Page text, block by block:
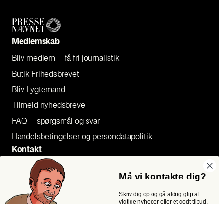
Med­lem­skab
Bliv med­lem – få fri jour­na­li­stik
Butik Fri­heds­bre­vet
Bliv Lyg­te­mand
Til­meld nyheds­bre­ve
FAQ – spørgs­mål og svar
Han­dels­be­tin­gel­ser og per­son­da­ta­po­li­tik
Kon­takt
Pres­se
Send et tip
Kon­takt os
Må vi kontakte dig?
Skriv dig op og gå aldrig glip af
vigtige nyheder eller et godt tilbud.